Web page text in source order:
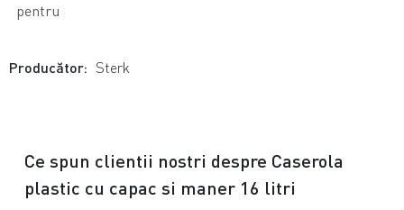
pentru
Producător: Sterk
Ce spun clientii nostri despre Caserola
plastic cu capac si maner 16 litri